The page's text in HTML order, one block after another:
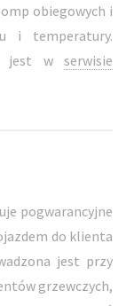
obiegowych i
i temperatury.
jest w serwisie
pogwarancyjne
do klienta
jest przy
grzewczych,